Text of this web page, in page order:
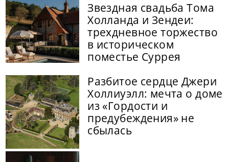
Звездная свадьба Тома
Холланда и Зендеи:
трехдневное торжество
в историческом
поместье Суррея
Разбитое сердце Джери
Холлиуэлл: мечта о доме
из «Гордости и
предубеждения» не
сбылась